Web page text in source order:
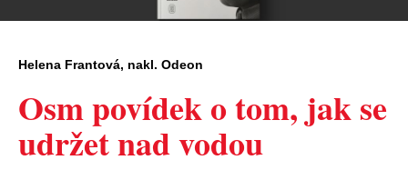
Helena Frantová, nakl. Odeon
Osm povídek o tom, jak se
udržet nad vodou